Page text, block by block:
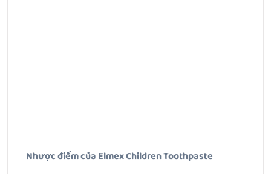
Nhược điểm của Elmex Children Toothpaste